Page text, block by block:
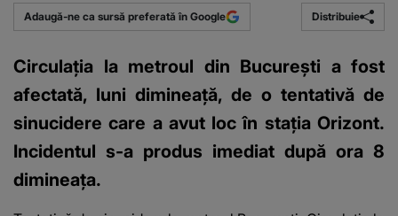
Adaugă-ne ca sursă preferată în Google Distribuie
Circulația la metroul din București a fost
afectată, luni dimineață, de o tentativă de
sinucidere care a avut loc în stația Orizont.
Incidentul s-a produs imediat după ora 8
dimineața.